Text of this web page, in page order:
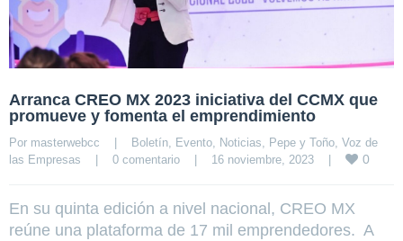
Arranca CREO MX 2023 iniciativa del CCMX que
promueve y fomenta el emprendimiento
Por masterwebcc | Boletín Evento Noticias Pepe y Toño Voz de
las Empresas
| 0 comentario | 16 noviembre, 2023 | 0
En su quinta edición a nivel nacional, CREO MX
reúne una plataforma de 17 mil emprendedores. A